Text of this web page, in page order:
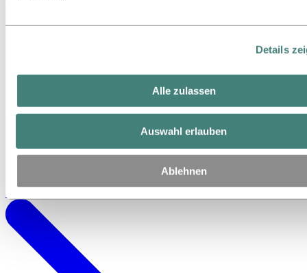
Details
Alle zulassen
Auswahl erlauben
Ablehnen
erforderlichen Stückzahlen liefern.